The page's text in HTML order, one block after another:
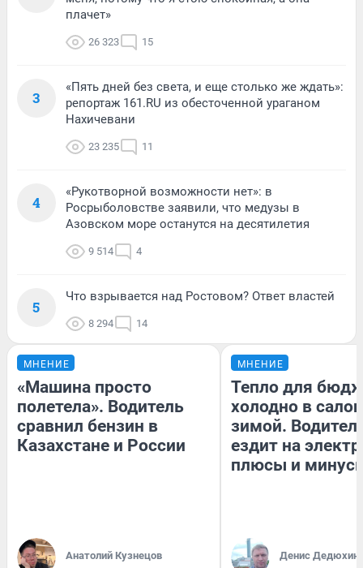
плачет»
26 323 15
3
«Пять дней без света, и еще столько же ждать»:
репортаж 161.RU из обесточенной ураганом
Нахичевани
23 235 11
4
«Рукотворной возможности нет»: в
Росрыболовстве заявили, что медузы в
Азовском море останутся на десятилетия
9 514 4
5
Что взрывается над Ростовом? Ответ властей
8 294 14
МНЕНИЕ
«Машина просто
полетела». Водитель
сравнил бензин в
Казахстане и России
Анатолий Кузнецов
МНЕНИЕ
Тепло для
холодно в
зимой.
ездит на
плюсы и
Денис Дедюхин